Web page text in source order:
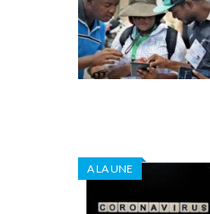
A LA UNE